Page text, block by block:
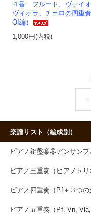
４番 フルート、ヴァイオ
ヴィオラ、チェロの四重
OI編）
1,000円(内税)
楽譜リスト（編成別）
ピアノ鍵盤楽器アンサンブ
ピアノ三重奏（ピアノトリ
ピアノ四重奏（Pf＋３つ
ピアノ五重奏（Pf, Vn,